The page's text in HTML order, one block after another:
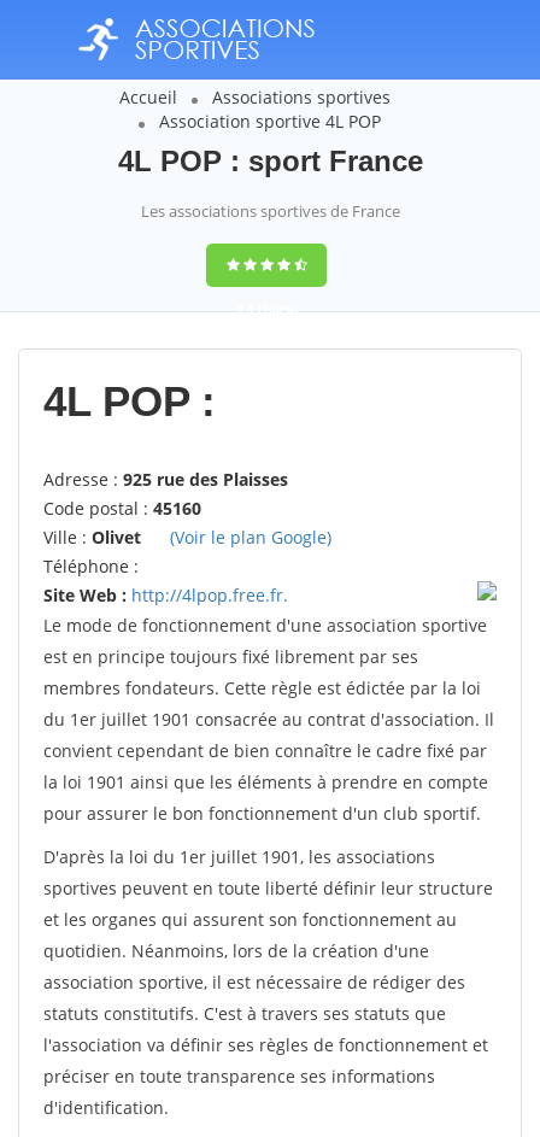
Accueil
Associations sportives
Association sportive 4L POP
4L POP : sport France
Les associations sportives de France
9,4(100%)
14358votes
4L POP :
Adresse : 925 rue des Plaisses
Code postal : 45160
Ville : Olivet
(Voir le plan Google)
Téléphone :
Site Web : http://4lpop.free.fr.
Le mode de fonctionnement d'une association sportive
est en principe toujours fixé librement par ses
membres fondateurs. Cette règle est édictée par la loi
du 1er juillet 1901 consacrée au contrat d'association. Il
convient cependant de bien connaître le cadre fixé par
la loi 1901 ainsi que les éléments à prendre en compte
pour assurer le bon fonctionnement d'un club sportif.
D'après la loi du 1er juillet 1901, les associations
sportives peuvent en toute liberté définir leur structure
et les organes qui assurent son fonctionnement au
quotidien. Néanmoins, lors de la création d'une
association sportive, il est nécessaire de rédiger des
statuts constitutifs. C'est à travers ses statuts que
l'association va définir ses règles de fonctionnement et
préciser en toute transparence ses informations
d'identification.